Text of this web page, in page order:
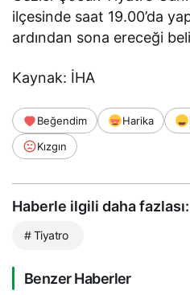
ilçesinde saat 19.00’da
ardından sona ereceği
Kaynak: İHA
Beğendim Harika
Kızgın
Haberle ilgili daha fazlası:
# Tiyatro
Benzer Haberler